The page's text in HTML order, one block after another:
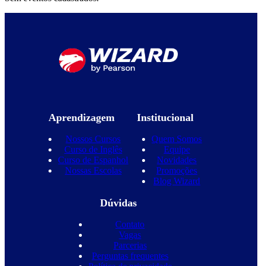
Aprendizagem
Nossos Cursos
Curso de Inglês
Curso de Espanhol
Nossas Escolas
Institucional
Quem Somos
Equipe
Novidades
Promoções
Blog Wizard
Dúvidas
Contato
Vagas
Parcerias
Perguntas frequentes